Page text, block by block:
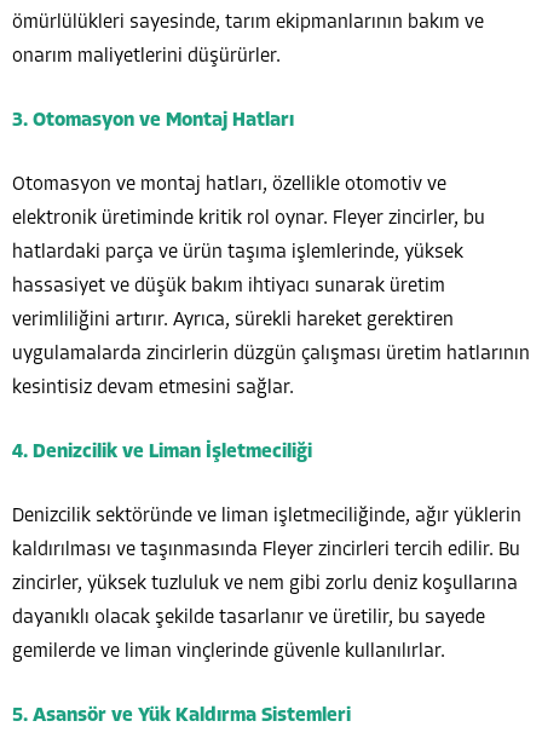
ömürlülükleri sayesinde, tarım ekipmanlarının bakım ve
onarım maliyetlerini düşürürler.
3. Otomasyon ve Montaj Hatları
Otomasyon ve montaj hatları, özellikle otomotiv ve
elektronik üretiminde kritik rol oynar. Fleyer zincirler, bu
hatlardaki parça ve ürün taşıma işlemlerinde, yüksek
hassasiyet ve düşük bakım ihtiyacı sunarak üretim
verimliliğini artırır. Ayrıca, sürekli hareket gerektiren
uygulamalarda zincirlerin düzgün çalışması üretim hatlarının
kesintisiz devam etmesini sağlar.
4. Denizcilik ve Liman İşletmeciliği
Denizcilik sektöründe ve liman işletmeciliğinde, ağır yüklerin
kaldırılması ve taşınmasında Fleyer zincirleri tercih edilir. Bu
zincirler, yüksek tuzluluk ve nem gibi zorlu deniz koşullarına
dayanıklı olacak şekilde tasarlanır ve üretilir, bu sayede
gemilerde ve liman vinçlerinde güvenle kullanılırlar.
5. Asansör ve Yük Kaldırma Sistemleri